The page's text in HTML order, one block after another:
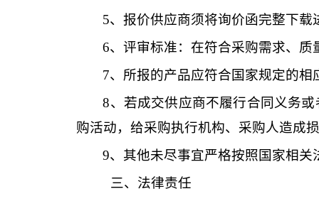
5、报价供应商须将询价函完整下
6、评审标准：在符合采购需求、
7、所报的产品应符合国家规定的
8、若成交供应商不履行合同义务
购活动，给采购执行机构、采购人造成
9、其他未尽事宜严格按照国家相关
三、法律责任